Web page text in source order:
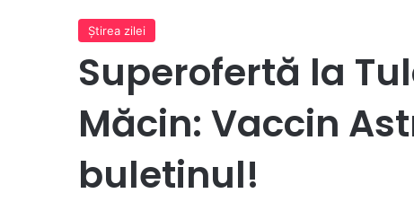
Ştirea zilei
Superofertă la
Măcin: Vaccin
buletinul!